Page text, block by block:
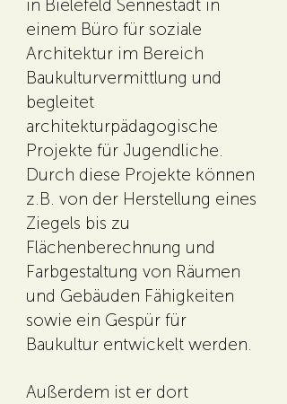
in Bielefeld Sennestadt in
einem Büro für soziale
Architektur im Bereich
Baukulturvermittlung und
begleitet
architekturpädagogische
Projekte für Jugendliche.
Durch diese Projekte können
z.B. von der Herstellung eines
Ziegels bis zu
Flächenberechnung und
Farbgestaltung von Räumen
und Gebäuden Fähigkeiten
sowie ein Gespür für
Baukultur entwickelt werden.
Außerdem ist er dort